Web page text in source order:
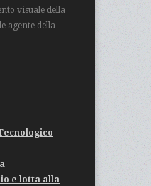
visuale della
agente della
e lotta alla